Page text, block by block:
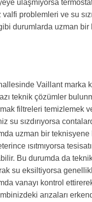
ulaşmıyorsa
problemleri ve su
gibi durumlarda uzman
Vaillant marka
teknik çözümler
filtreleri temizlemek
su sızdırıyorsa
uzman bir teknisyene
ısıtmıyorsa
Bu durumda da
su eksiltiyorsa
vanayı kontrol
arızaları